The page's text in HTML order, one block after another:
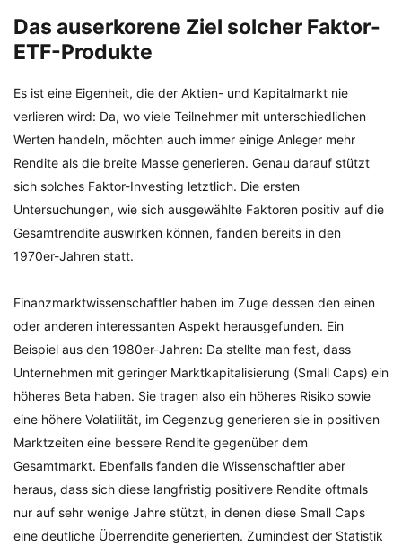
Das auserkorene Ziel solcher Faktor-
ETF-Produkte
Es ist eine Eigenheit, die der Aktien- und Kapitalmarkt nie
verlieren wird: Da, wo viele Teilnehmer mit unterschiedlichen
Werten handeln, möchten auch immer einige Anleger mehr
Rendite als die breite Masse generieren. Genau darauf stützt
sich solches Faktor-Investing letztlich. Die ersten
Untersuchungen, wie sich ausgewählte Faktoren positiv auf die
Gesamtrendite auswirken können, fanden bereits in den
1970er-Jahren statt.
Finanzmarktwissenschaftler haben im Zuge dessen den einen
oder anderen interessanten Aspekt herausgefunden. Ein
Beispiel aus den 1980er-Jahren: Da stellte man fest, dass
Unternehmen mit geringer Marktkapitalisierung (Small Caps) ein
höheres Beta haben. Sie tragen also ein höheres Risiko sowie
eine höhere Volatilität, im Gegenzug generieren sie in positiven
Marktzeiten eine bessere Rendite gegenüber dem
Gesamtmarkt. Ebenfalls fanden die Wissenschaftler aber
heraus, dass sich diese langfristig positivere Rendite oftmals
nur auf sehr wenige Jahre stützt, in denen diese Small Caps
eine deutliche Überrendite generierten. Zumindest der Statistik